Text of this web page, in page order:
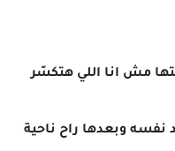
مش انا اللي هتكسّر
نفسه وبعدها راح ناحية